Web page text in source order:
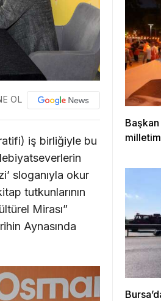
OL
iş birliğiyle bu
sloganıyla okur
tutkunlarının
Mirası”
Aynasında